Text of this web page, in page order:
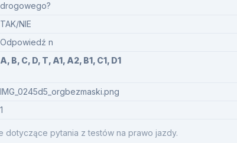
dotyczące pytania z testów na prawo jazdy.
drogowego?
TAK/NIE
Odpowiedź n
A, B, C, D, T, A1, A2, B1, C1, D1
IMG_0245d5_orgbezmaski.png
1